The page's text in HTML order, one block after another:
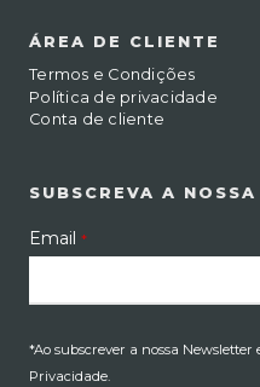
ÁREA DE CLIENTE
Termos e Condições
Política de privacidade
Conta de cliente
SUBSCREVA A
Email *
*Ao subscrever a nossa
Privacidade.